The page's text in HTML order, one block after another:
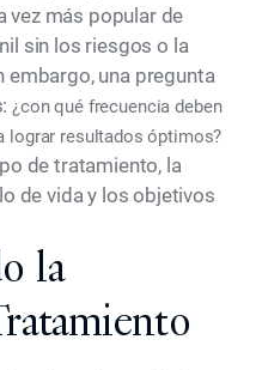
vez más popular de
sin los riesgos o la
embargo, una pregunta
¿con qué frecuencia deben
lograr resultados óptimos?
de tratamiento, la
de vida y los objetivos
la